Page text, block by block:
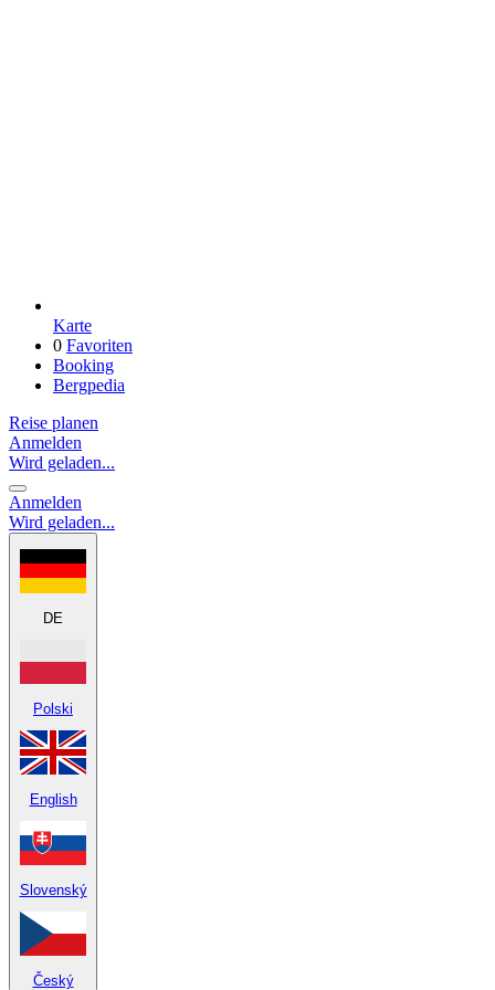
Karte
0 Favoriten
Booking
Bergpedia
Reise planen
Anmelden
Wird geladen...
Anmelden
Wird geladen...
DE
Polski
English
Slovenský
Český